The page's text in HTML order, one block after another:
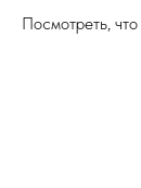
Посмотреть,